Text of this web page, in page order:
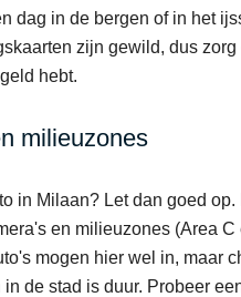
dag in de bergen of in het
zijn gewild, dus zorg
hebt.
milieuzones
in Milaan? Let dan goed op.
en milieuzones (Area C
mogen hier wel in, maar
de stad is duur. Probeer